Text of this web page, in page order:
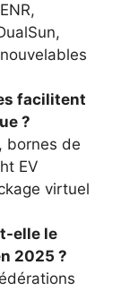
facilitent
?
bornes de
EV
virtuel
elle le
2025 ?